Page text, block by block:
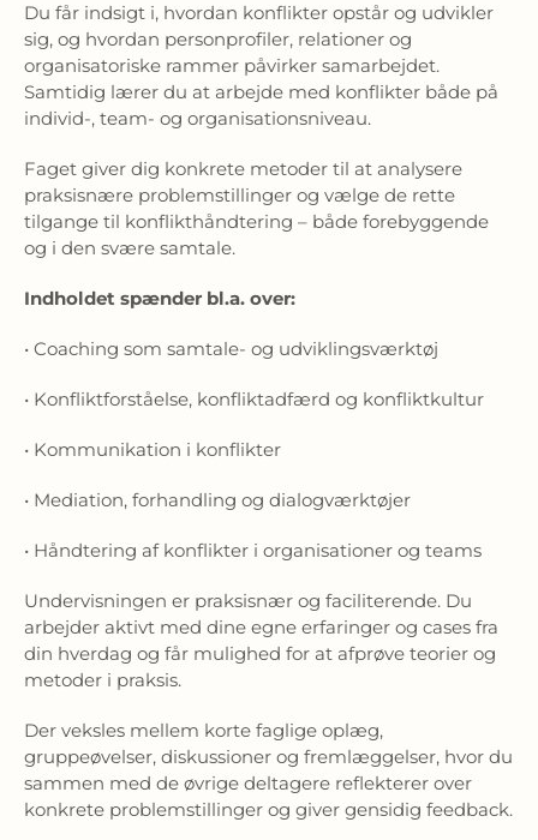
Du får indsigt i, hvordan konflikter opstår og udvikler
sig, og hvordan personprofiler, relationer og
organisatoriske rammer påvirker samarbejdet.
Samtidig lærer du at arbejde med konflikter både på
individ-, team- og organisationsniveau.
Faget giver dig konkrete metoder til at analysere
praksisnære problemstillinger og vælge de rette
tilgange til konflikthåndtering – både forebyggende
og i den svære samtale.
Indholdet spænder bl.a. over:
• Coaching som samtale- og udviklingsværktøj
• Konfliktforståelse, konfliktadfærd og konfliktkultur
• Kommunikation i konflikter
• Mediation, forhandling og dialogværktøjer
• Håndtering af konflikter i organisationer og teams
Undervisningen er praksisnær og faciliterende. Du
arbejder aktivt med dine egne erfaringer og cases fra
din hverdag og får mulighed for at afprøve teorier og
metoder i praksis.
Der veksles mellem korte faglige oplæg,
gruppeøvelser, diskussioner og fremlæggelser, hvor du
sammen med de øvrige deltagere reflekterer over
konkrete problemstillinger og giver gensidig feedback.